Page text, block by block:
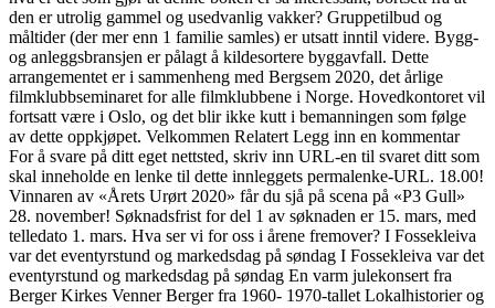
den er utrolig gammel og usedvanlig vakker? Gruppetilbud og
måltider (der mer enn 1 familie samles) er utsatt inntil videre. Bygg-
og anleggsbransjen er pålagt å kildesortere byggavfall. Dette
arrangementet er i sammenheng med Bergsem 2020, det årlige
filmklubbseminaret for alle filmklubbene i Norge. Hovedkontoret vil
fortsatt være i Oslo, og det blir ikke kutt i bemanningen som følge
av dette oppkjøpet. Velkommen Relatert Legg inn en kommentar
For å svare på ditt eget nettsted, skriv inn URL-en til svaret ditt som
skal inneholde en lenke til dette innleggets permalenke-URL. 18.00!
Vinnaren av «Årets Urørt 2020» får du sjå på scena på «P3 Gull»
28. november! Søknadsfrist for del 1 av søknaden er 15. mars, med
telledato 1. mars. Hva ser vi for oss i årene fremover? I Fossekleiva
var det eventyrstund og markedsdag på søndag I Fossekleiva var det
eventyrstund og markedsdag på søndag En varm julekonsert fra
Berger Kirkes Venner Berger fra 1960- 1970-tallet Lokalhistorier og